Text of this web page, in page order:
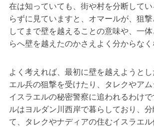
在は知っていても、街や村を分断して
らずに見ていますと、オマールが、狙
してまで壁を越えることの意味や、一
らへ壁を越えたのかさえよく分からなく
よく考えれば、最初に壁を越えようと
エル兵の狙撃を受けたり、タレクやア
イスラエルの秘密警察に追われるわけ
ルはヨルダン川西岸で暮らしており、分
て、タレクやナディアの住むイスラエル